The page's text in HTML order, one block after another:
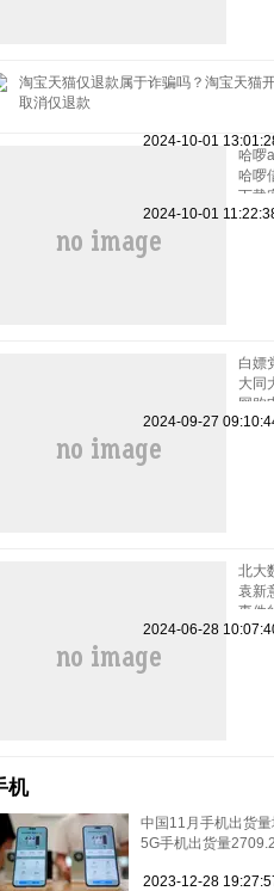
淘宝天猫仅退款属于诈骗吗？淘宝天猫
取消仅退款
2024-10-01
哈啰
哈啰
下载
小小
2024-10-01
白嫖
大同
网购
退款”
2024-09-27
北大
袁新
事件
析》
2024-06-28
机
中国11月手机出货
5G手机出货量
2023-12-28